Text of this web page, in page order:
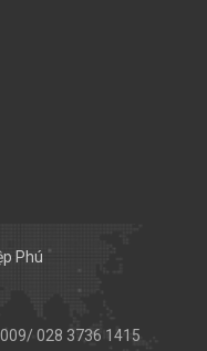
Phú
028 3736 1415